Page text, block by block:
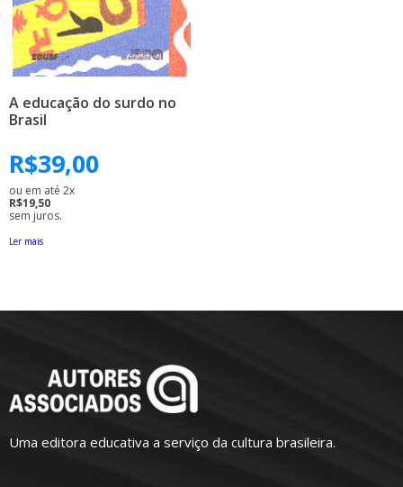
A educação do surdo no
Brasil
R$39,00
ou em até 2x
R$19,50
sem juros.
Ler mais
Uma editora educativa a serviço da cultura brasileira.